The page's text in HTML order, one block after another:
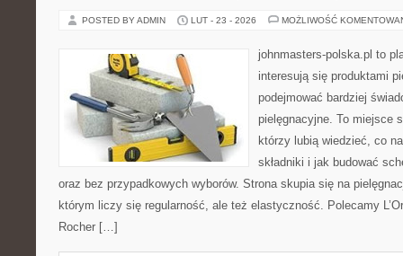
POSTED BY ADMIN LUT - 23 - 2026 MOŻLIWOŚĆ
johnmasters-polska.pl to
interesują się produktami
podejmować bardziej
pielęgnacyjne. To miejsce
którzy lubią wiedzieć, co
składniki i jak budować
oraz bez przypadkowych wyborów. Strona skupia się na
którym liczy się regularność, ale też elastyczność. Polecamy
Rocher […]